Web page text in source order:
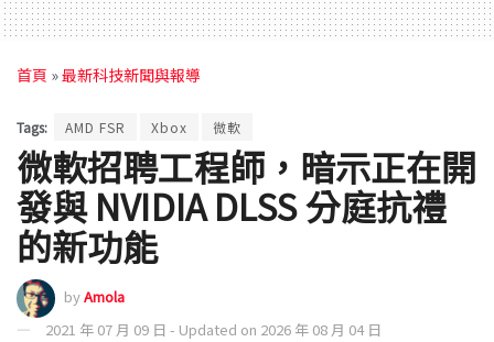
首頁 »最新科技新聞與報導
Tags: AMD FSR Xbox 微軟
微軟招聘工程師，暗示正在開
發與 NVIDIA DLSS 分庭抗禮
的新功能
byAmola
2021 年 07 月 09 日 - Updated on 2026 年 08 月 04 日